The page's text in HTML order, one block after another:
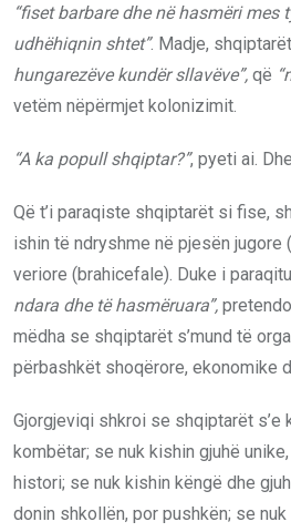
“fiset barbare dhenë hasmëri mes
udhëhiqnin shtet”. Madje,
hungarezëve kundër sllavëve”, që
vetëm nëpërmjet kolonizimit.
“A ka popull shqiptar?”, pyeti ai.
Që t’i paraqiste shqiptarët si fise,
ishin të ndryshme në pjesën jugore
veriore (brahicefale). Duke i
ndara dhe të hasmëruara”,
mëdha se shqiptarët s’mund të
përbashkët shoqërore, ekonomike
Gjorgjeviqi shkroi se shqiptarët s’e
kombëtar; se nuk kishin gjuhë
histori; se nuk kishin këngë dhe
donin shkollën, por pushkën; se